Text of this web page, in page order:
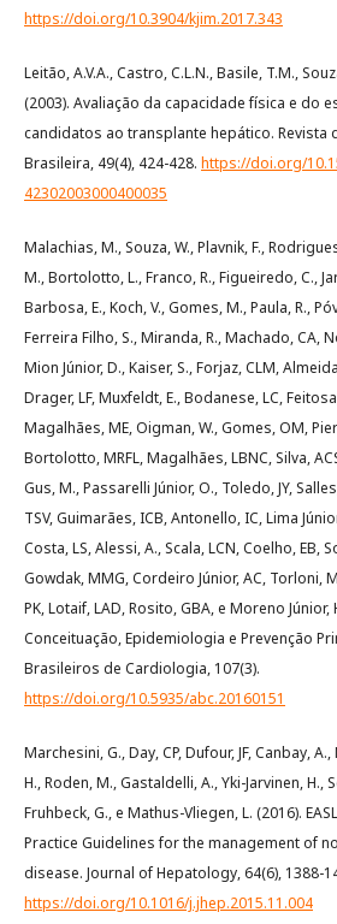
https://doi.org/10.3904/kjim.2017.343
Leitão, A.V.A., Castro, C.L.N., Basile, T.M.,
(2003). Avaliação da capacidade física e do
candidatos ao transplante hepático. Revista
Brasileira, 49(4), 424-428. https://doi.org/
42302003000400035
Malachias, M., Souza, W., Plavnik, F.,
M., Bortolotto, L., Franco, R., Figueiredo, C.,
Barbosa, E., Koch, V., Gomes, M., Paula, R.,
Ferreira Filho, S., Miranda, R., Machado, CA,
Mion Júnior, D., Kaiser, S., Forjaz, CLM,
Drager, LF, Muxfeldt, E., Bodanese, LC,
Magalhães, ME, Oigman, W., Gomes, OM,
Bortolotto, MRFL, Magalhães, LBNC, Silva,
Gus, M., Passarelli Júnior, O., Toledo, JY,
TSV, Guimarães, ICB, Antonello, IC, Lima
Costa, LS, Alessi, A., Scala, LCN, Coelho, EB,
Gowdak, MMG, Cordeiro Júnior, AC, Torloni,
PK, Lotaif, LAD, Rosito, GBA, e Moreno Júnior,
Conceituação, Epidemiologia e Prevenção
Brasileiros de Cardiologia, 107(3).
https://doi.org/10.5935/abc.20160151
Marchesini, G., Day, CP, Dufour, JF, Canbay,
H., Roden, M., Gastaldelli, A., Yki-Jarvinen, H.,
Fruhbeck, G., e Mathus-Vliegen, L. (2016).
Practice Guidelines for the management of
disease. Journal of Hepatology, 64(6), 1388-
https://doi.org/10.1016/j.jhep.2015.11.004